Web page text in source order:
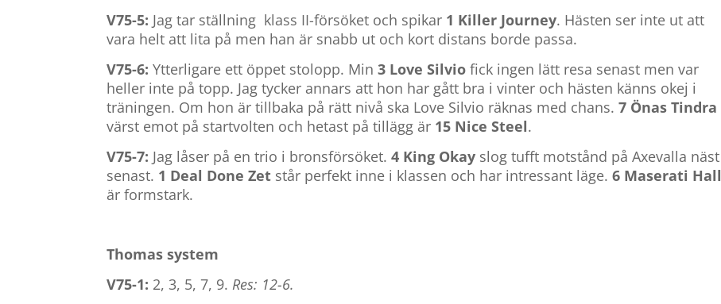
V75-5: Jag tar ställning klass II-försöket och spikar 1 Killer Journey. Hästen ser inte ut att
vara helt att lita på men han är snabb ut och kort distans borde passa.
V75-6: Ytterligare ett öppet stolopp. Min3 Love Silvio fick ingen lätt resa senast men var
heller inte på topp. Jag tycker annars att hon har gått bra i vinter och hästen känns okej i
träningen. Om hon är tillbaka på rätt nivå ska Love Silvio räknas med chans.7 Önas Tindra
värst emot på startvolten och hetast på tillägg är 15 Nice Steel.
V75-7: Jag låser på en trio i bronsförsöket.4 King Okay slog tufft motstånd på Axevalla näst
senast. 1 Deal Done Zet står perfekt inne i klassen och har intressant läge.6 Maserati Hall
är formstark.
Thomas system
V75-1: 2, 3, 5, 7, 9. Res: 12-6.